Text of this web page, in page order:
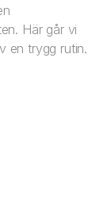
Här går vi
en trygg rutin.